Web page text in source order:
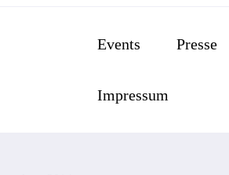
Events Presse
Impressum